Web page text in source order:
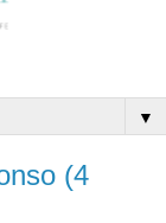
▼
(4